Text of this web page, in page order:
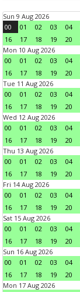
Sun 9 Aug 2026
00
01 02 03 04
16
17 18 19 20
Mon 10 Aug 2026
00
01 02 03 04
16
17 18 19 20
Tue 11 Aug 2026
00
01 02 03 04
16
17 18 19 20
Wed 12 Aug 2026
00
01 02 03 04
16
17 18 19 20
Thu 13 Aug 2026
00
01 02 03 04
16
17 18 19 20
Fri 14 Aug 2026
00
01 02 03 04
16
17 18 19 20
Sat 15 Aug 2026
00
01 02 03 04
16
17 18 19 20
Sun 16 Aug 2026
00
01 02 03 04
16
17 18 19 20
Mon 17 Aug 2026